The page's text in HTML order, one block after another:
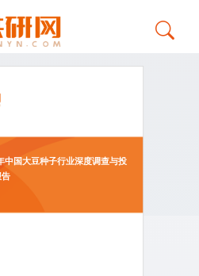
国大豆种子行业深度调查与投